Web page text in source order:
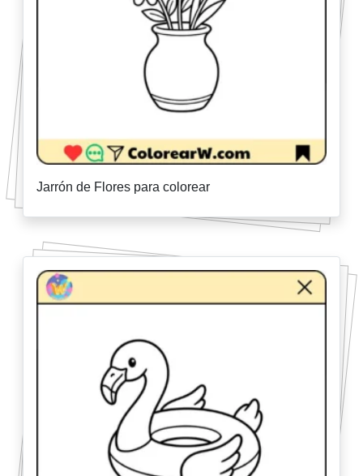
Jarrón de Flores para colorear